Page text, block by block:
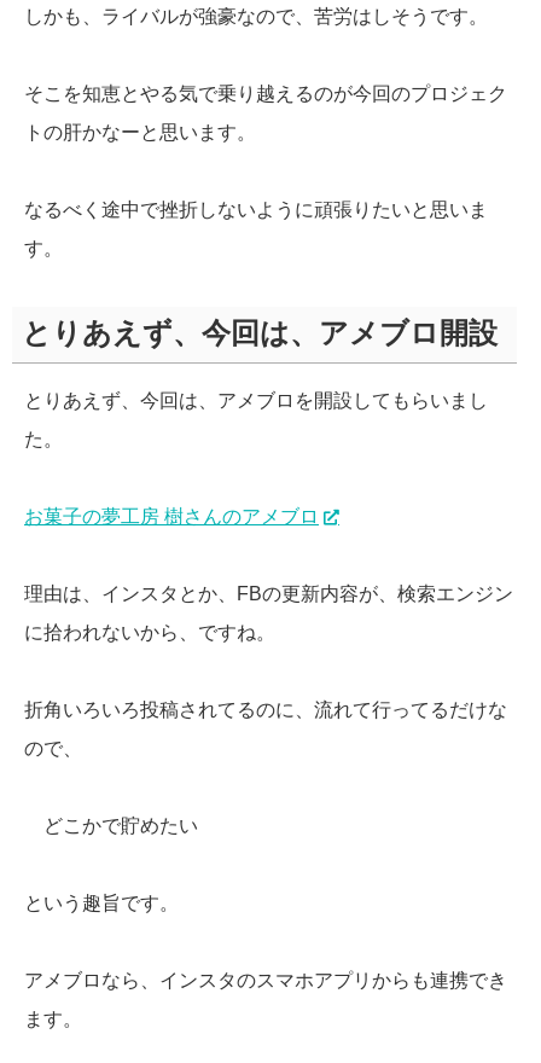
しかも、ライバルが強豪なので、苦労はしそうです。
そこを知恵とやる気で乗り越えるのが今回のプロジェク
トの肝かなーと思います。
なるべく途中で挫折しないように頑張りたいと思いま
す。
とりあえず、今回は、アメブロ開設
とりあえず、今回は、アメブロを開設してもらいまし
た。
お菓子の夢工房 樹さんのアメブロ
理由は、インスタとか、FBの更新内容が、検索エンジン
に拾われないから、ですね。
折角いろいろ投稿されてるのに、流れて行ってるだけな
ので、
どこかで貯めたい
という趣旨です。
アメブロなら、インスタのスマホアプリからも連携でき
ます。